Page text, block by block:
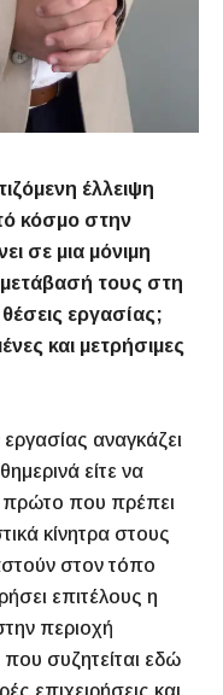
έλλειψη
κόσμο στην
σε μια μόνιμη
μετάβασή τους στη
εργασίας;
και μετρήσιμες
αναγκάζει
είτε να
πρώτο που πρέπει
κίνητρα στους
στον τόπο
επιτέλους η
περιοχή
συζητείται εδώ
επιχειρήσεις και